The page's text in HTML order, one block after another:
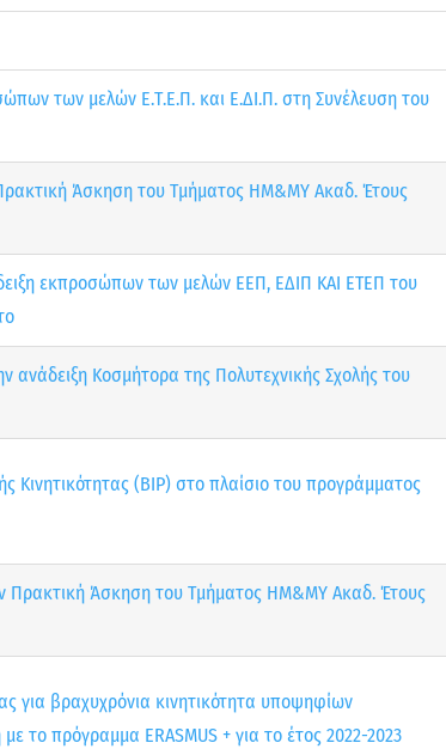
των μελών Ε.Τ.Ε.Π. και Ε.ΔΙ.Π. στη Συνέλευση του
Άσκηση του Τμήματος ΗΜ&ΜΥ Ακαδ. Έτους
εκπροσώπων των μελών ΕΕΠ, ΕΔΙΠ ΚΑΙ ΕΤΕΠ του
Κοσμήτορα της Πολυτεχνικής Σχολής του
Κινητικότητας (BIP) στο πλαίσιο του προγράμματος
Πρακτική Άσκηση του Τμήματος ΗΜ&ΜΥ Ακαδ. Έτους
για βραχυχρόνια κινητικότητα υποψηφίων
το πρόγραμμα ERASMUS + για το έτος 2022-2023